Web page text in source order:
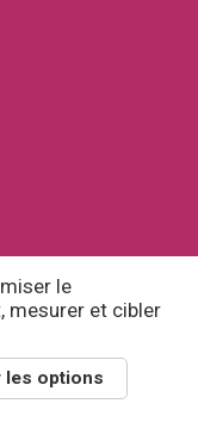
des solidarités -
le
mesurer et cibler
les options